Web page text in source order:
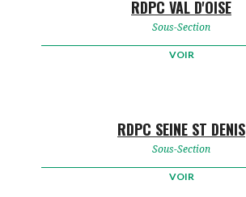
RDPC VAL D'OISE
Sous-Section
VOIR
RDPC SEINE ST DENIS
Sous-Section
VOIR